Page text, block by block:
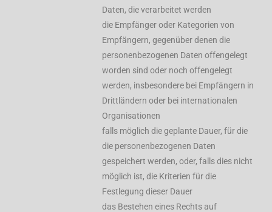
Daten, die verarbeitet werden
die Empfänger oder Kategorien von
Empfängern, gegenüber denen die
personenbezogenen Daten offengelegt
worden sind oder noch offengelegt
werden, insbesondere bei Empfängern in
Drittländern oder bei internationalen
Organisationen
falls möglich die geplante Dauer, für die
die personenbezogenen Daten
gespeichert werden, oder, falls dies nicht
möglich ist, die Kriterien für die
Festlegung dieser Dauer
das Bestehen eines Rechts auf